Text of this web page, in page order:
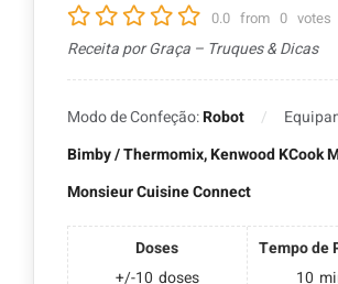
0.0 from 0 votes
Receita por Graça – Truques & Dicas
Modo de Confeção:Robot
Bimby / Thermomix, Kenwood KCook
Monsieur Cuisine Connect
Doses
+/-10 doses
Tempo de
10